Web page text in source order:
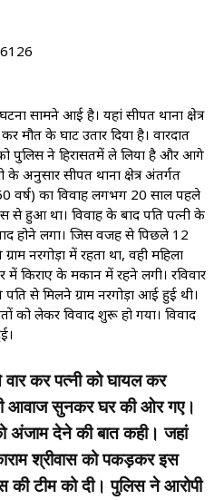
सामने आई है। यहां सीपत थाना क्षेत्र
मौत के घाट उतार दिया है। वारदात
पुलिस ने हिरासतमें ले लिया है और आगे
के अनुसार सीपत थाना क्षेत्र अंतर्गत
(50 वर्ष) का विवाह लगभग 20 साल पहले
से हुआ था। विवाह के बाद पति पत्नी के
होने लगा। जिस वजह से पिछले 12
नरगोड़ा में रहता था, वही महिला
किराए के मकान में रहने लगी। रविवार
से मिलने ग्राम नरगोड़ा आई हुई थी।
को लेकर विवाद शुरू हो गया। विवाद
कर पत्नी को घायल कर
आवाज सुनकर घर की ओर गए।
अंजाम देने की बात कही। जहां
श्रीवास को पकड़कर इस
की टीम को दी। पुलिस ने आरोपी